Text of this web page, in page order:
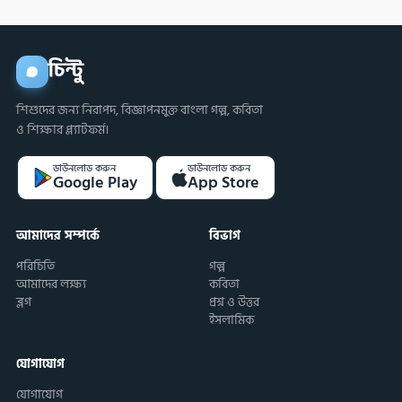
চিন্টু
শিশুদের জন্য নিরাপদ, বিজ্ঞাপনমুক্ত বাংলা গল্প, কবিতা
ও শিক্ষার প্ল্যাটফর্ম।
ডাউনলোড করুন
Google Play
ডাউনলোড করুন
App Store
আমাদের সম্পর্কে
পরিচিতি
আমাদের লক্ষ্য
ব্লগ
বিভাগ
গল্প
কবিতা
প্রশ্ন ও উত্তর
ইসলামিক
যোগাযোগ
যোগাযোগ